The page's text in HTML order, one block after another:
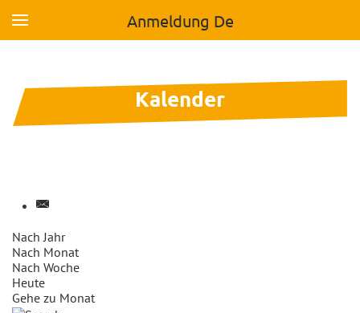
Skip to main content
Anmeldung De
Kalender
Nach Jahr
Nach Monat
Nach Woche
Heute
Gehe zu Monat